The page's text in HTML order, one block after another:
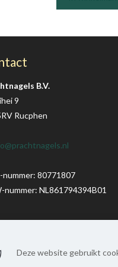
B.V.
9
Rucphen
nummer: 80771807
nummer: NL861794394B01
Alle rechten
Deze website gebruikt